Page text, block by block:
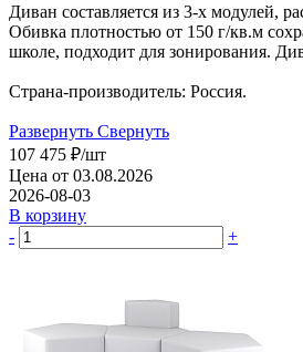
Диван составляется из 3-х модулей,
Обивка плотностью от 150 г/кв.м
школе, подходит для зонирования.
Страна-производитель: Россия.
Развернуть Свернуть
107 475 ₽/шт
Цена от 03.08.2026
2026-08-03
В корзину
-
+